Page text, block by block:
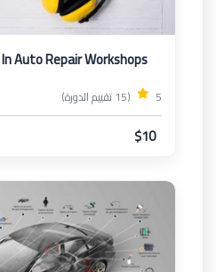
Auto Repair Workshops
5 (15 تقييم الدورة)
$10